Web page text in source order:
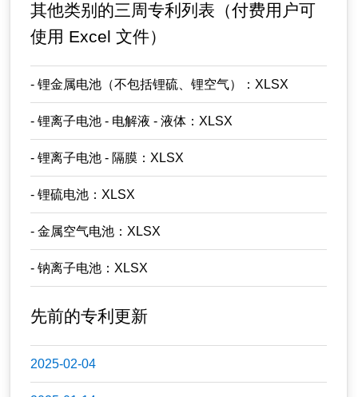
其他类别的三周专利列表（付费用户可
使用 Excel 文件）
- 锂金属电池（不包括锂硫、锂空气）：XLSX
- 锂离子电池 - 电解液 - 液体：XLSX
- 锂离子电池 - 隔膜：XLSX
- 锂硫电池：XLSX
- 金属空气电池：XLSX
- 钠离子电池：XLSX
先前的专利更新
2025-02-04